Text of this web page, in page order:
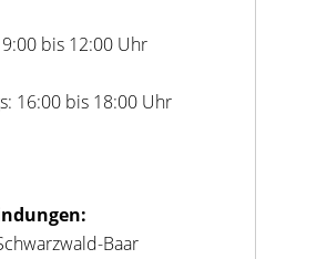
bis 12:00 Uhr
16:00 bis 18:00 Uhr
Baar